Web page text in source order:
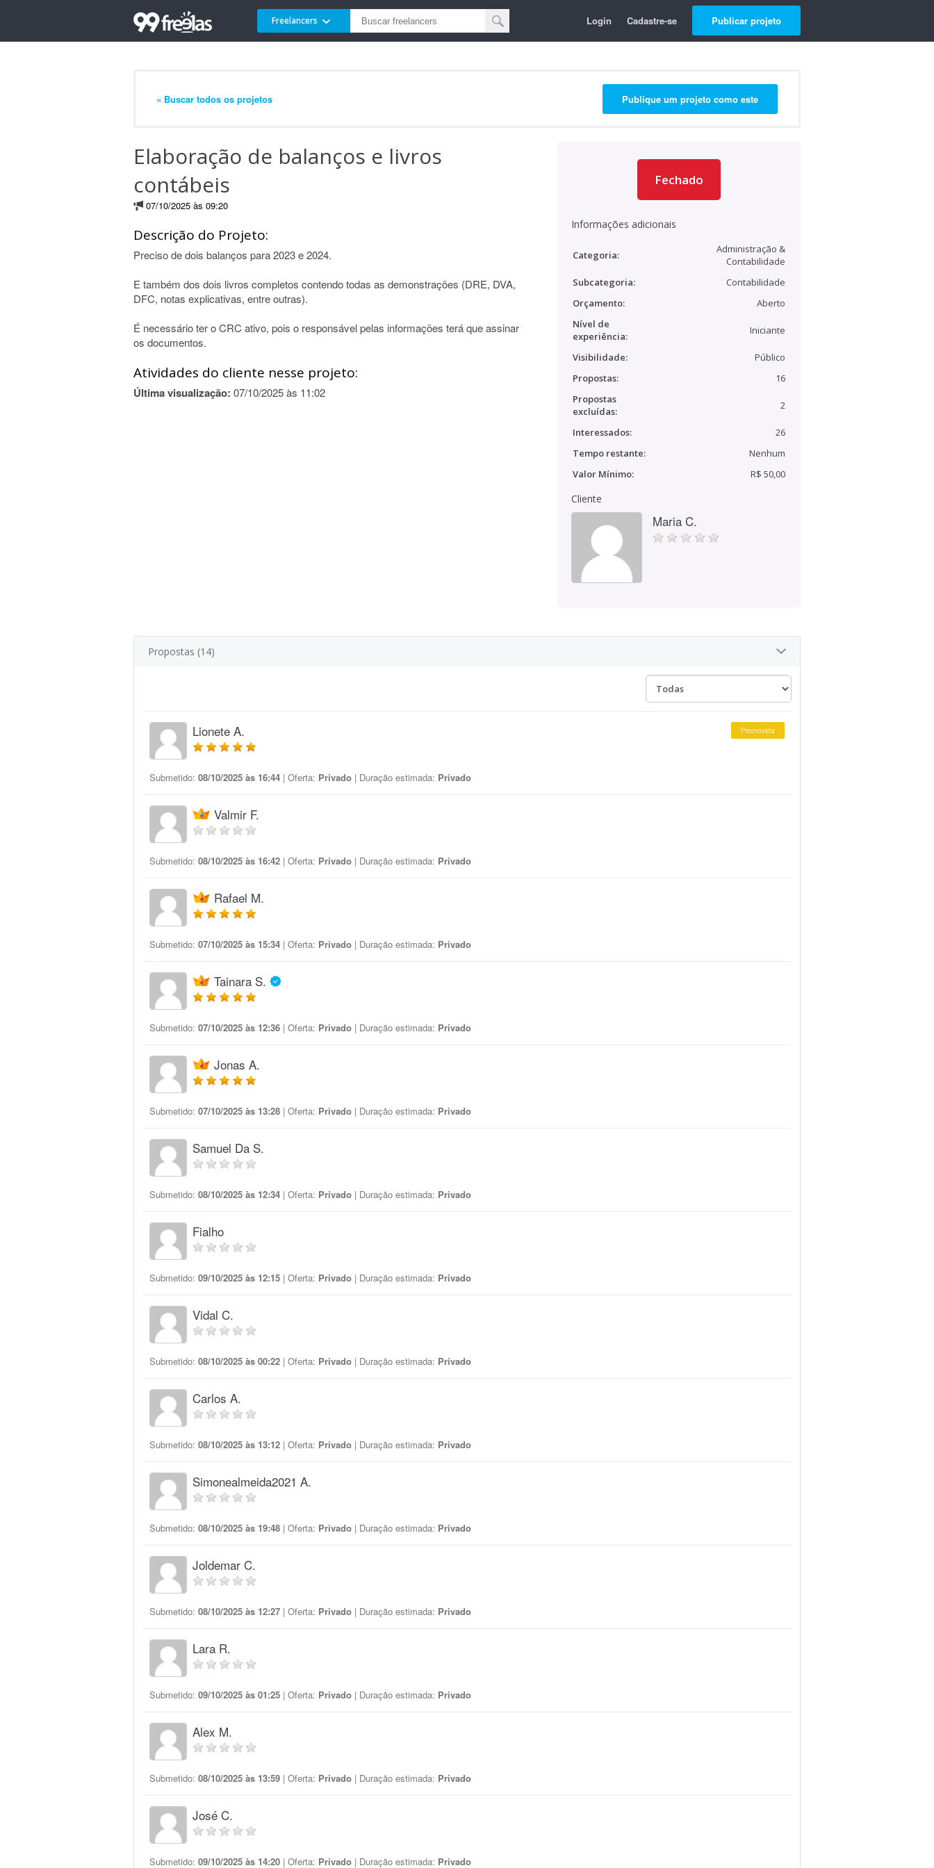
Freelancers Login Cadastre-se Publicar projeto
« Buscar todos os projetos Publique um projeto como este
Elaboração de balanços e livros
contábeis
07/10/2025 às 09:20
Descrição do Projeto:
Preciso de dois balanços para 2023 e 2024.
E também dos dois livros completos contendo todas as demonstrações (DRE, DVA,
DFC, notas explicativas, entre outras).
É necessário ter o CRC ativo, pois o responsável pelas informações terá que assinar
os documentos.
Atividades do cliente nesse projeto:
Última visualização: 07/10/2025 às 11:02
Fechado
Informações adicionais
Categoria:
Administração &
Contabilidade
Subcategoria:
Contabilidade
Orçamento:
Aberto
Nível de
experiência:
Iniciante
Visibilidade:
Público
Propostas:
16
Propostas
excluídas:
2
Interessados:
26
Tempo restante:
Nenhum
Valor Mínimo:
R$ 50,00
Cliente
Maria C.
Propostas (14)
Lionete A. Promovida
Submetido: 08/10/2025 às 16:44 | Oferta: Privado | Duração estimada: Privado
Valmir F.
Submetido: 08/10/2025 às 16:42 | Oferta: Privado | Duração estimada: Privado
Rafael M.
Submetido: 07/10/2025 às 15:34 | Oferta: Privado | Duração estimada: Privado
Tainara S.
Submetido: 07/10/2025 às 12:36 | Oferta: Privado | Duração estimada: Privado
Jonas A.
Submetido: 07/10/2025 às 13:28 | Oferta: Privado | Duração estimada: Privado
Samuel Da S.
Submetido: 08/10/2025 às 12:34 | Oferta: Privado | Duração estimada: Privado
Fialho
Submetido: 09/10/2025 às 12:15 | Oferta: Privado | Duração estimada: Privado
Vidal C.
Submetido: 08/10/2025 às 00:22 | Oferta: Privado | Duração estimada: Privado
Carlos A.
Submetido: 08/10/2025 às 13:12 | Oferta: Privado | Duração estimada: Privado
Simonealmeida2021 A.
Submetido: 08/10/2025 às 19:48 | Oferta: Privado | Duração estimada: Privado
Joldemar C.
Submetido: 08/10/2025 às 12:27 | Oferta: Privado | Duração estimada: Privado
Lara R.
Submetido: 09/10/2025 às 01:25 | Oferta: Privado | Duração estimada: Privado
Alex M.
Submetido: 08/10/2025 às 13:59 | Oferta: Privado | Duração estimada: Privado
José C.
Submetido: 09/10/2025 às 14:20 | Oferta: Privado | Duração estimada: Privado